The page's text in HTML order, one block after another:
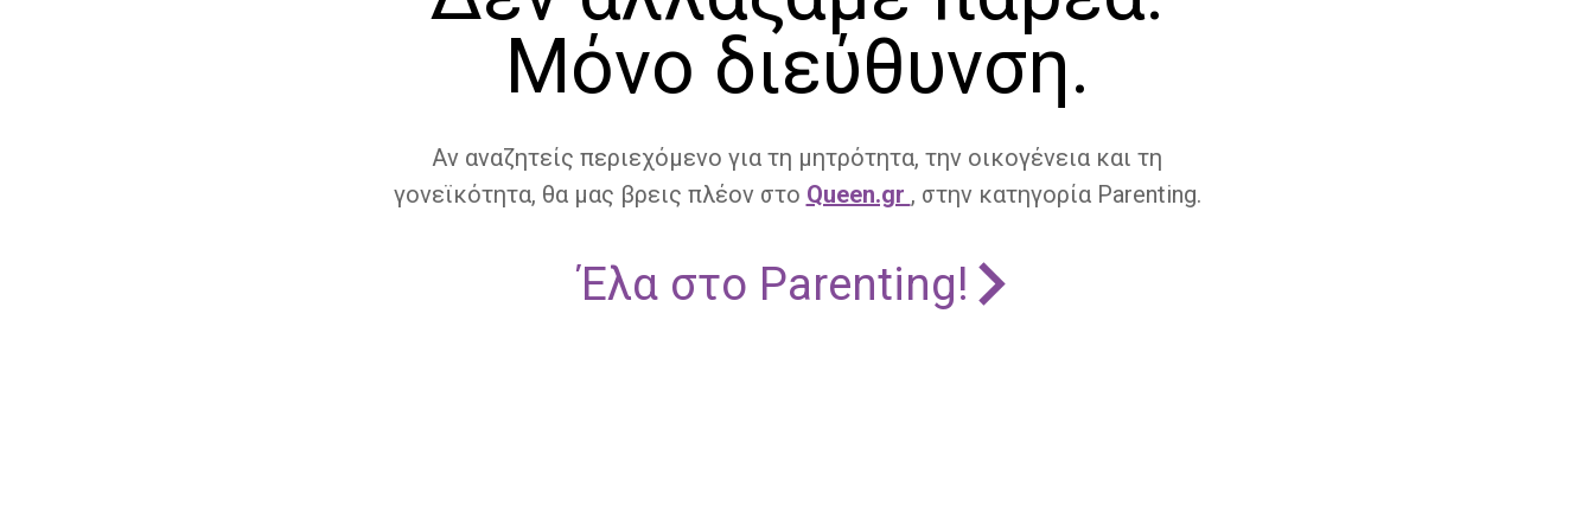
Μόνο διεύθυνση.
Αν αναζητείς περιεχόμενο για τη μητρότητα, την οικογένεια και τη
γονεϊκότητα, θα μας βρεις πλέον στο Queen.gr , στην κατηγορία Parenting.
Έλα στο Parenting!